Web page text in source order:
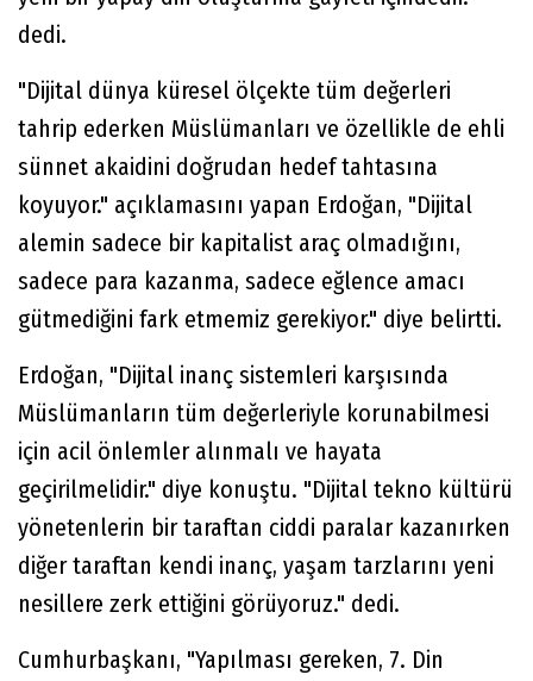
dedi.
"Dijital dünya küresel ölçekte tüm değerleri
tahrip ederken Müslümanları ve özellikle de ehli
sünnet akaidini doğrudan hedef tahtasına
koyuyor." açıklamasını yapan Erdoğan, "Dijital
alemin sadece bir kapitalist araç olmadığını,
sadece para kazanma, sadece eğlence amacı
gütmediğini fark etmemiz gerekiyor." diye belirtti.
Erdoğan, "Dijital inanç sistemleri karşısında
Müslümanların tüm değerleriyle korunabilmesi
için acil önlemler alınmalı ve hayata
geçirilmelidir." diye konuştu. "Dijital tekno kültürü
yönetenlerin bir taraftan ciddi paralar kazanırken
diğer taraftan kendi inanç, yaşam tarzlarını yeni
nesillere zerk ettiğini görüyoruz." dedi.
Cumhurbaşkanı, "Yapılması gereken, 7. Din